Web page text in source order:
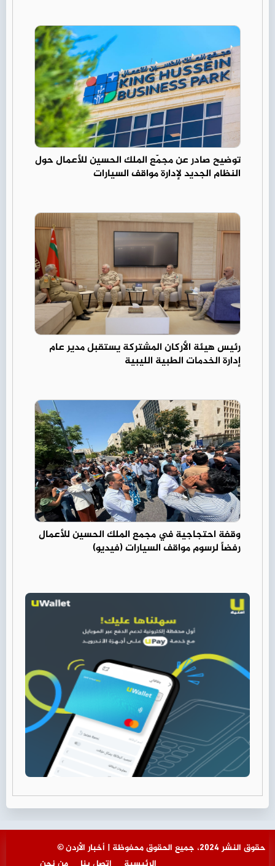
توضيح صادر عن مجمّع الملك الحسين للأعمال حول
النظام الجديد لإدارة مواقف السيارات
رئيس هيئة الأركان المشتركة يستقبل مدير عام
إدارة الخدمات الطبية الليبية
وقفة احتجاجية في مجمع الملك الحسين للأعمال
رفضاً لرسوم مواقف السيارات (فيديو)
© حقوق النشر 2024، جميع الحقوق محفوظة | أخبار الأردن